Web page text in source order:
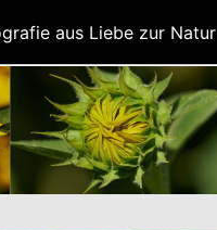
aus Liebe zur Natur